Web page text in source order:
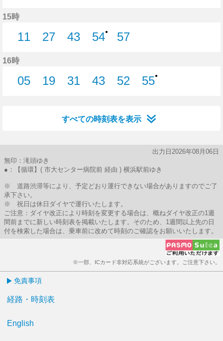
15時
11
27
43
54●
57
16時
05
19
31
43
52
55●
すべての時刻表を表示
出力日2026年08月06日
無印：滝頭ゆき
●：【循環】( 市大センター病院前 経由 ) 横浜駅前ゆき
※ 道路渋滞等により、予定どおり運行できない場合がありますのでご了
承下さい。
※ 祝日は休日ダイヤで運行いたします。
ご注意：ダイヤ改正により時刻を変更する場合は、概ねダイヤ改正の1週
間前までに新しい時刻表を掲載いたします。そのため、1週間以上先の日
付を検索した場合は、乗車前に改めて時刻のご確認をお願いいたします。
※一部、ICカード非対応系統がございます。ご注意下さい。
免責事項
経路・時刻表
English